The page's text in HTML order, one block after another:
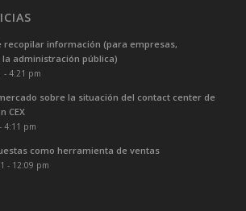
recopilar información (para empresas,
la administración pública)
- 4:21 pm
sobre la situación del contact center de
CEX
4:11 pm
como herramienta de ventas
- 12:09 pm